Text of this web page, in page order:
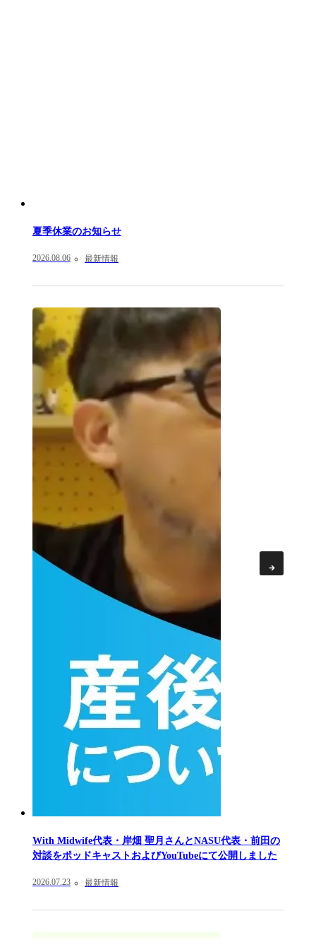
夏季休業のお知らせ
2026.08.06 最新情報
With Midwife代表・岸畑 聖月さんとNASU代表・前田の
対談をポッドキャストおよびYouTubeにて公開しました
2026.07.23 最新情報